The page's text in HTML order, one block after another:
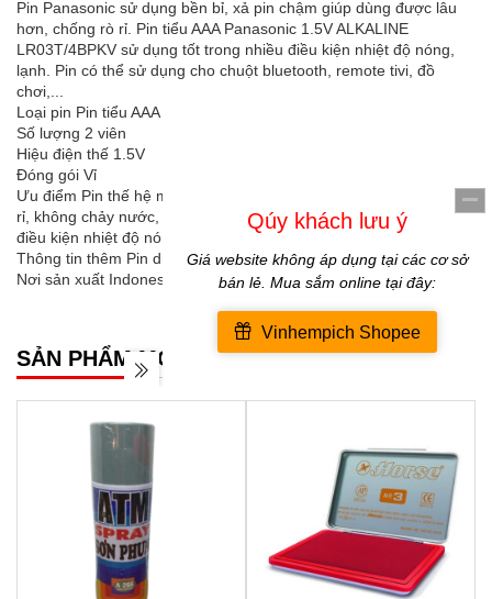
Pin Panasonic sử dụng bền bỉ, xả pin chậm giúp dùng được lâu
hơn, chống rò rỉ. Pin tiểu AAA Panasonic 1.5V ALKALINE
LR03T/4BPKV sử dụng tốt trong nhiều điều kiện nhiệt độ nóng,
lạnh. Pin có thể sử dụng cho chuột bluetooth, remote tivi, đồ
chơi,...
Loại pin Pin tiểu AAA
Số lượng 2 viên
Hiệu điện thế 1.5V
Đóng gói Vỉ
Ưu điểm Pin thế hệ mới kéo dài thời dùng lên tới 20%, Chống rò
rỉ, không chảy nước, hạn chế hư hỏng, sử dụng tốt trong nhiều
điều kiện nhiệt độ nóng, lạnh
Thông tin thêm Pin dùng 1 lần, không sạc lại
Nơi sản xuất Indonesia
SẢN PHẨM MỚI NHẤT